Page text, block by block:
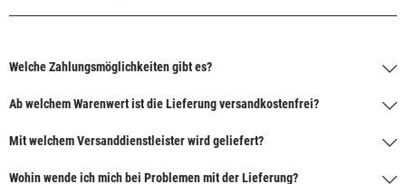
Welche Zahlungsmöglichkeiten gibt es?
Ab welchem Warenwert ist die Lieferung versandkostenfrei?
Mit welchem Versanddienstleister wird geliefert?
Wohin wende ich mich bei Problemen mit der Lieferung?